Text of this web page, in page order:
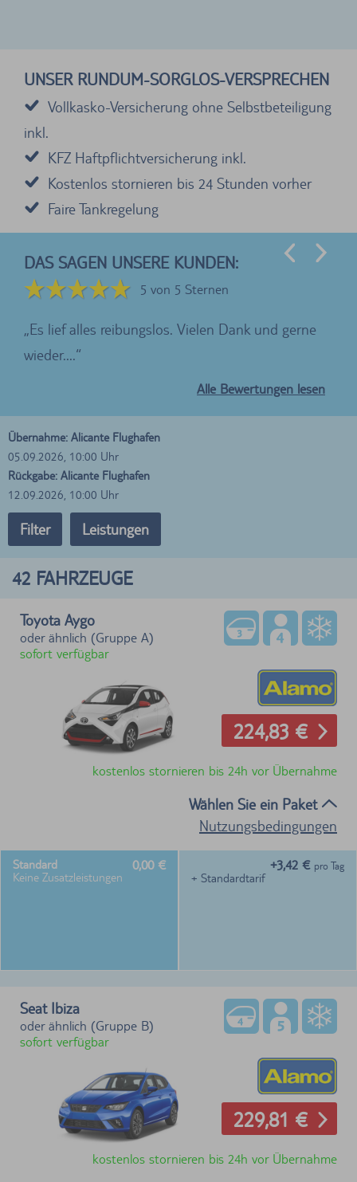
UNSER RUNDUM-SORGLOS-VERSPRECHEN
Vollkasko-Versicherung ohne Selbstbeteiligung
inkl.
KFZ Haftpflichtversicherung inkl.
Kostenlos stornieren bis 24 Stunden vorher
Faire Tankregelung
DAS SAGEN UNSERE KUNDEN:
5 von 5 Sternen
Es lief alles reibungslos. Vielen Dank und gerne
wieder....
Alle Bewertungen lesen
Übernahme: Alicante Flughafen
05.09.2026, 10:00 Uhr
Rückgabe: Alicante Flughafen
12.09.2026, 10:00 Uhr
Filter Leistungen
42 FAHRZEUGE
Toyota Aygo
oder ähnlich (Gruppe A)
sofort verfügbar
224,83 €
kostenlos stornieren bis 24h vor Übernahme
Wählen Sie ein Paket
Nutzungsbedingungen
Standard
Keine Zusatzleistungen
0,00 €
+ Standardtarif
+3,42 € pro Tag
Seat Ibiza
oder ähnlich (Gruppe B)
sofort verfügbar
229,81 €
kostenlos stornieren bis 24h vor Übernahme